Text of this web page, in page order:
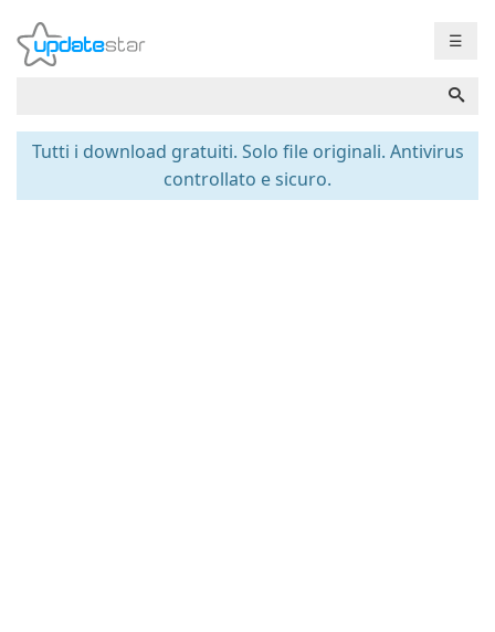
☰
Tutti i download gratuiti. Solo file originali. Antivirus
controllato e sicuro.